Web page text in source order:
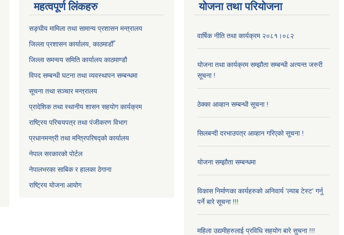
महत्वपूर्ण लिंकहरु
सङ्‍घीय मामिला तथा सामान्य प्रशासन मन्त्रालय
जिल्ला प्रशासन कार्यालय, काठमाडौँ
जिल्ला समन्वय समिति कार्यालय काठमाण्ड‌ौ
विपद सम्बन्धी घटना तथा व्यवस्थापन सम्बन्धमा
सूचना तथा सञ्चार मन्त्रालय
प्रादेशिक तथा स्थानीय शासन सहयोग कार्यक्रम
राष्ट्रिय परिचयपत्र तथा पंजीकरण विभाग
प्रधानमन्त्री तथा मन्त्रिपरिषद्को कार्यालय
नेपाल सरकारको पोर्टल
नेपालभरका साबिक र हालका ठेगाना
राष्ट्रिय योजना आयोग
योजना तथा परियोजना
वार्षिक नीति तथा कार्यक्रम २०८१।०८२
योजना तथा कार्यक्रम सम्झौता सम्बन्धी अत्यन्त जरुरी
सूचना !
ठेक्का आव्हान सम्बन्धी सूचना !
सिलबन्दी दरभाउपत्र आव्हान गरिएको सूचना !
योजना सम्झौता सम्बन्धमा
विकास निर्माणका कार्यहरुको अनिवार्य 'ल्याब टेस्ट' गर्नु
पर्ने बारे सूचना !!!
महिला उद्यमीहरुलाई प्रविधि सहयोग बारे सुचना !!!